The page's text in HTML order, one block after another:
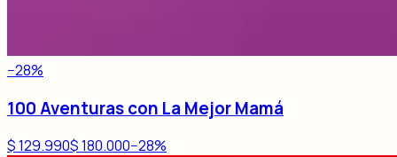
−28%
100 Aventuras con La Mejor Mamá
$ 129.990$ 180.000−28%